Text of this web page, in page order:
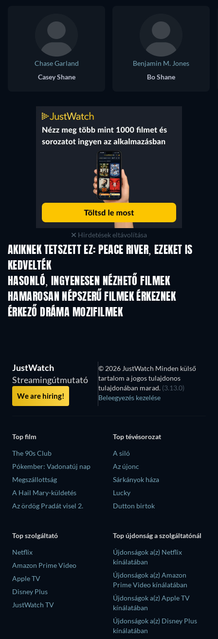
Chase Garland
Casey Shane
Benjamin M. Jones
Bo Shane
Hirdetések eltávolítása
AKIKNEK TETSZETT EZ: PEACE RIVER, EZEKET IS
KEDVELTÉK
HASONLÓ, INGYENESEN NÉZHETŐ FILMEK
HAMAROSAN NÉPSZERŰ FILMEK ÉRKEZNEK
ÉRKEZŐ DRÁMA MOZIFILMEK
JustWatch
Streamingútmutató
We are hiring!
© 2026 JustWatch Minden külső
tartalom a jogos tulajdonos
tulajdonában marad. (3.13.0)
Beleegyezés kezelése
Top film
The 90s Club
Pókember: Vadonatúj nap
Megszállottság
A Hail Mary-küldetés
Az ördög Pradát visel 2.
Top tévésorozat
A siló
Az újonc
Sárkányok háza
Lucky
Dutton birtok
Top szolgáltató
Netflix
Amazon Prime Video
Apple TV
Disney Plus
JustWatch TV
Top újdonság a szolgáltatónál
Újdonságok a(z) Netflix
kínálatában
Újdonságok a(z) Amazon
Prime Video kínálatában
Újdonságok a(z) Apple TV
kínálatában
Újdonságok a(z) Disney Plus
kínálatában